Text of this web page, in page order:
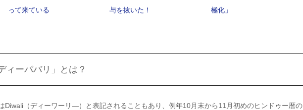
って来ている
与を抜いた！
極化」
ィーパバリ」とは？
Diwali（ディーワーリ―）と表記されることもあり、例年10月末から11月初めのヒンドゥー暦の